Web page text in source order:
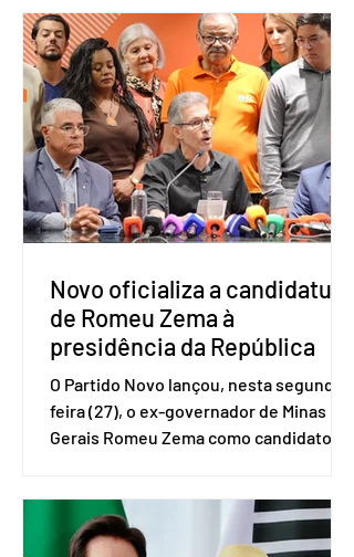
Amostra de Domicílio (PNAD Contínua),
do Serviço Brasileiro de Apoio às Micro
e Pequenas Empresas (Sebrae),
realizado a partir de dados do Instituto
Brasileiro de Geografia e Estatística
(IBGE). O estudo do Sebrae mostra que,
no quarto trimestre de 2025, os
empreendedores 60+ formalizados
atingiram o maior rendime
Novo oficializa a candidatura
de Romeu Zema à
presidência da República
O Partido Novo lançou, nesta segunda-
feira (27), o ex-governador de Minas
Gerais Romeu Zema como candidato à
Brasília. O Novo ainda não definiu quem
vai compor a chapa como candidato a